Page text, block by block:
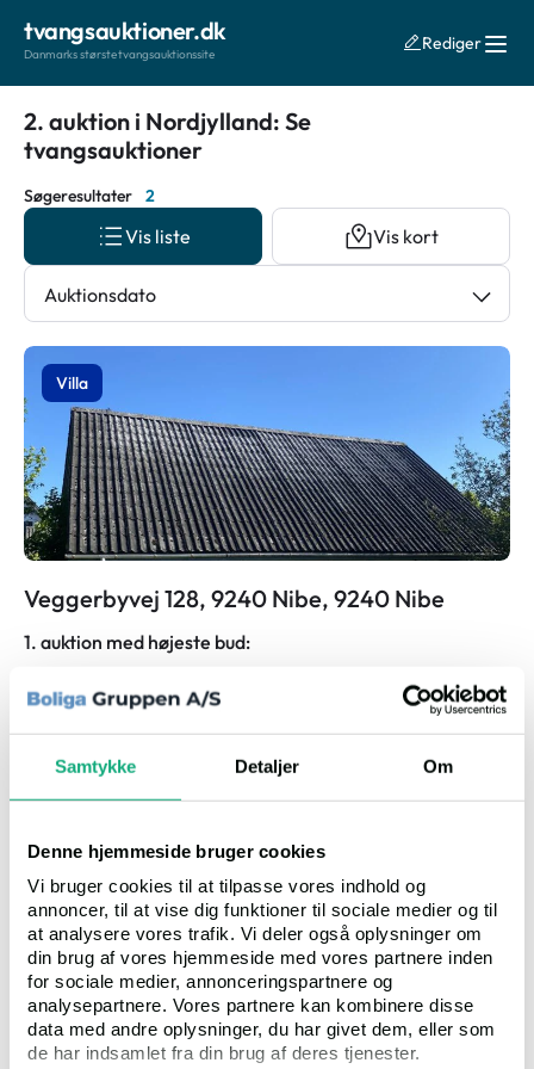
Samtykke Detaljer Om
Denne hjemmeside bruger cookies
Vi bruger cookies til at tilpasse vores indhold og
annoncer, til at vise dig funktioner til sociale medier og til
at analysere vores trafik. Vi deler også oplysninger om
din brug af vores hjemmeside med vores partnere inden
for sociale medier, annonceringspartnere og
analysepartnere. Vores partnere kan kombinere disse
data med andre oplysninger, du har givet dem, eller som
de har indsamlet fra din brug af deres tjenester.
tvangsauktioner.dk
Danmarks største tvangsauktionssite
Rediger
2. auktion i Nordjylland: Se
tvangsauktioner
Søgeresultater 2
Auktionsdato
Vis liste Vis kort
Villa
Veggerbyvej 128, 9240 Nibe, 9240 Nibe
1. auktion med højeste bud:
Auktion
Auktionsdato
11.08.2026, 13.00
Klik
5243
Bolig:
73 m²
Erhverv:
0 m²
Grund:
615 m²
Villa